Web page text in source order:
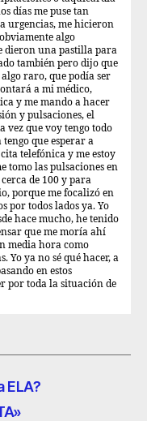
días me puse tan
urgencias, me hicieron
algo
dieron una pastilla para
también pero dijo que
raro, que podía ser
a mi médico,
y me mando a hacer
y pulsaciones, el
vez que voy tengo todo
que esperar a
telefónica y me estoy
tomo las pulsaciones en
de 100 y para
porque me focalizó en
por todos lados ya. Yo
hace mucho, he tenido
que me moría ahí
media hora como
Yo ya no sé qué hacer, a
en estos
por toda la situación de
ELA?